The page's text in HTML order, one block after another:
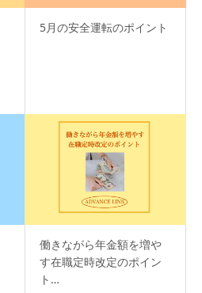
5月の安全運転のポイント
働きながら年金額を増や
す在職定時改定のポイン
ト…